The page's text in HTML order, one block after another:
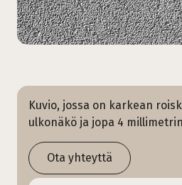
Kuvio, jossa on karkean
ulkonäkö ja jopa 4
Ota yhteyttä